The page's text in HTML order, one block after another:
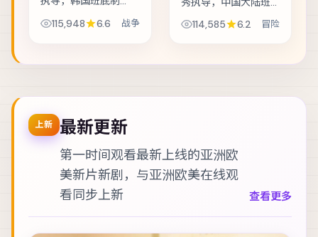
争。雨夜里的匿名来
等，表...
115,948 6.6 战争
底制作，类型定位为
冒险。人工智能伦理
114,585 6.2 冒险
上新 最新更新
第一时间观看最新上线的亚洲欧
美新片新剧，与亚洲欧美在线观
看同步上新 查看更多